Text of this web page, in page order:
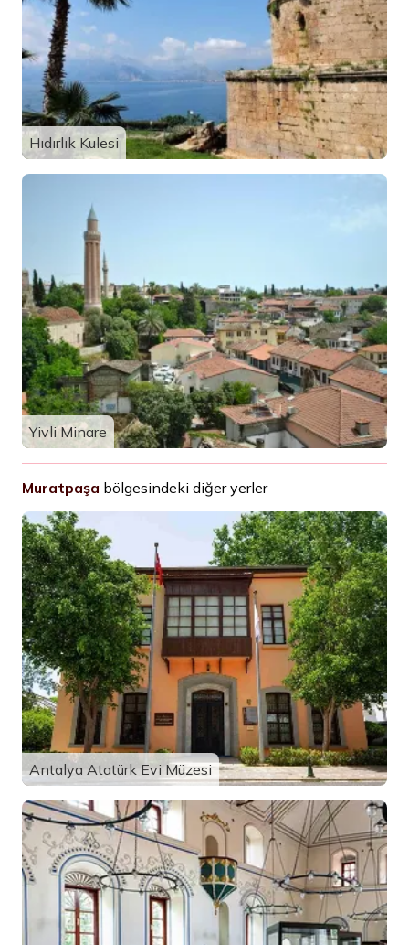
Hıdırlık Kulesi
Yivli Minare
Muratpaşa bölgesindeki diğer yerler
Antalya Atatürk Evi Müzesi